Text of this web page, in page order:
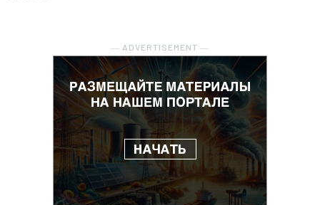
― ADVERTISEMENT ―